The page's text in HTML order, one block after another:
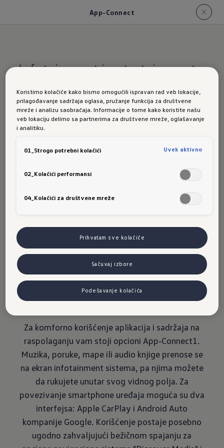
App-Connect
Infotainment i entertainment
App-
Connect
u novom
Passatu
Za komforno korišćenje aplikacija i sadržaja na
raspolaganju vam stoji opcioni App‑Connect1.
Muzika, poruke, mape ili audio knjige prenose se
na ekran infotainment sistema, pa njima možete
da rukujete unutar svog vidnog polja. Za
povezivanje smartphone uređaja moguća su dva
interfejsa: Apple CarPlay i Android Auto
kompanije Google. Korišćenje postaje posebno
ugodno zahvaljujući bežičnom spajanju za
Koristimo kolačiće kako bismo omogućili ispravan rad veb lokacije,
prilagođavanje sadržaja oglasa, pružanje funkcija za društvene
mreže i analizu saobraćaja. Informacije o tome kako koristite našu
veb lokaciju delimo sa partnerima za društvene mreže, oglašavanje
i analitiku.
01_Strogo potrebni kolačići Uvek aktivno
02_Kolačići performansi
04_Kolačići za društvene mreže
Prihvatam sve kolačiće
Sačuvaj izbore
Podešavanje kolačića